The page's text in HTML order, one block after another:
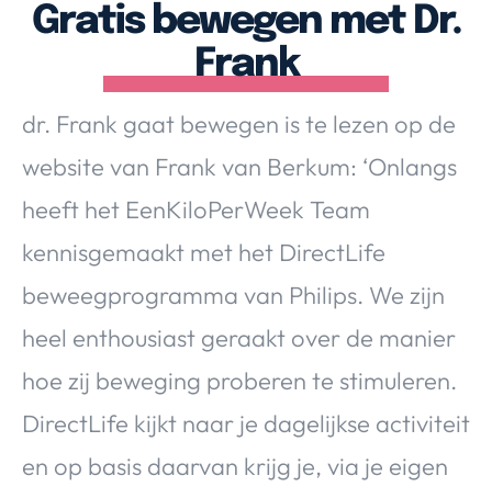
Over Valerie
De Top 5
VALERIE'S CHOICE
Food & Drinks Health & Beauty Gadgets
Huis & Tuin
Travel
Lifestyle
Gratis bewegen met Dr.
Frank
dr. Frank gaat bewegen is te lezen op de
website van Frank van Berkum: ‘Onlangs
heeft het EenKiloPerWeek Team
kennisgemaakt met het DirectLife
beweegprogramma van Philips. We zijn
heel enthousiast geraakt over de manier
hoe zij beweging proberen te stimuleren.
DirectLife kijkt naar je dagelijkse activiteit
en op basis daarvan krijg je, via je eigen